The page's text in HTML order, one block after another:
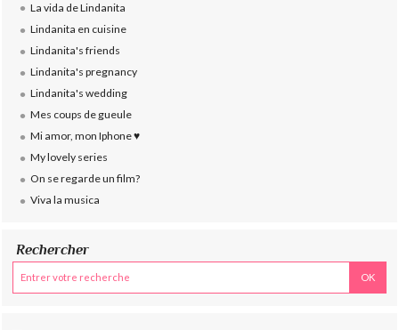
La vida de Lindanita
Lindanita en cuisine
Lindanita's friends
Lindanita's pregnancy
Lindanita's wedding
Mes coups de gueule
Mi amor, mon Iphone ♥
My lovely series
On se regarde un film?
Viva la musica
Rechercher